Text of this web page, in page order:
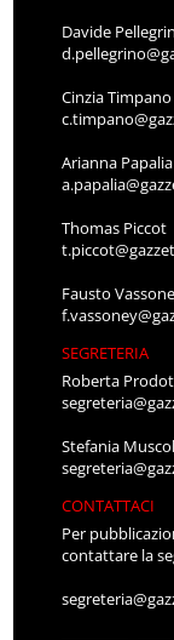
Davide
Cinzia Timpano
Arianna Papalia
Thomas Piccot
Fausto
SEGRETERIA
Roberta
Stefania
CONTATTACI
Per
contattare la